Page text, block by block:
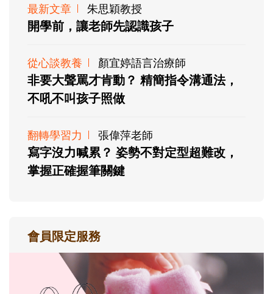
最新文章 朱思穎教授
開學前，讓老師先認識孩子
從心談教養 顏宜婷語言治療師
非要大聲罵才肯動？ 精簡指令溝通法，
不吼不叫孩子照做
翻轉學習力 張偉萍老師
寫字沒力喊累？ 姿勢不對定型超難改，
掌握正確握筆關鍵
會員限定服務